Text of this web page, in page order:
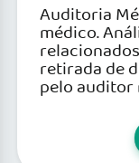
Auditoria
médico.
retirada de
pelo auditor